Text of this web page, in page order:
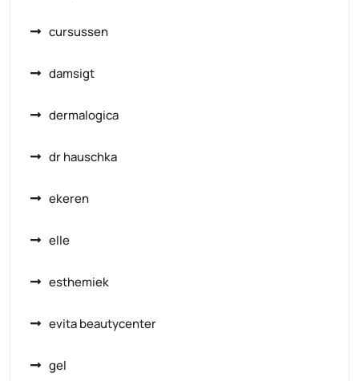
cursussen
damsigt
dermalogica
dr hauschka
ekeren
elle
esthemiek
evita beautycenter
gel